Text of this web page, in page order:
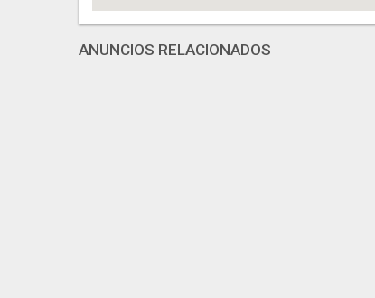
ANUNCIOS RELACIONADOS